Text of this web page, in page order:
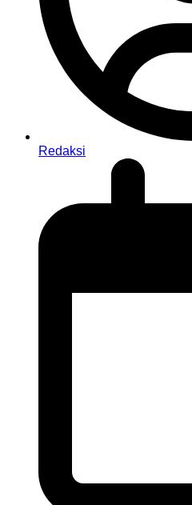
Redaksi